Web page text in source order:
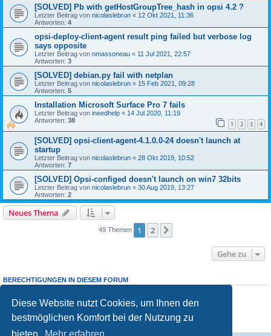
Diese Website nutzt Cookies, um Ihnen den
bestmöglichen Komfort bei der Nutzung zu
[SOLVED] Pb with getHostGroupTree_hash in opsi 4.2 ?
Letzter Beitrag von nicolaslebrun « 12 Okt 2021, 11:36
Antworten: 4
opsi-deploy-client-agent result ping failed but verbose log
says opposite
Letzter Beitrag von nmassoneau « 11 Jul 2021, 22:57
Antworten: 3
[SOLVED] debian.py fail with netplan
Letzter Beitrag von nicolaslebrun « 15 Feb 2021, 09:28
Antworten: 5
Installation Microsoft Surface Pro 7 fails
Letzter Beitrag von ineedhelp « 14 Jul 2020, 11:19
Antworten: 38 1 2 3 4
[SOLVED] opsi-client-agent-4.1.0.0-24 doesn't launch at
startup
Letzter Beitrag von nicolaslebrun « 28 Okt 2019, 10:52
Antworten: 7
[SOLVED] Opsi-configed doesn't launch on win7 32bits
Letzter Beitrag von nicolaslebrun « 30 Aug 2019, 13:27
Antworten: 2
Neues Thema
49 Themen 1 2
Gehe zu
BERECHTIGUNGEN IN DIESEM FORUM
Sie dürfenkeineAntworten zu Themen in diesem Forum erstellen.
Sie dürfen Ihre Beiträge in diesem Forumnicht ändern.
Sie dürfen Ihre Beiträge in diesem Forumnichtlöschen.
keine